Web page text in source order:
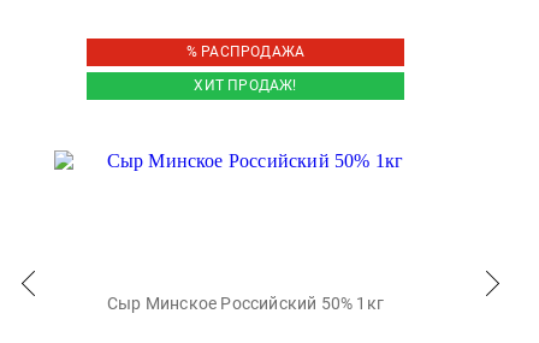
% РАСПРОДАЖА
ХИТ ПРОДАЖ!
Сыр Минское Российский 50% 1кг